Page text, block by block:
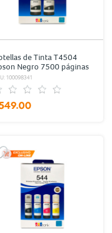
de Tinta T4504
Negro 7500 páginas
100098341